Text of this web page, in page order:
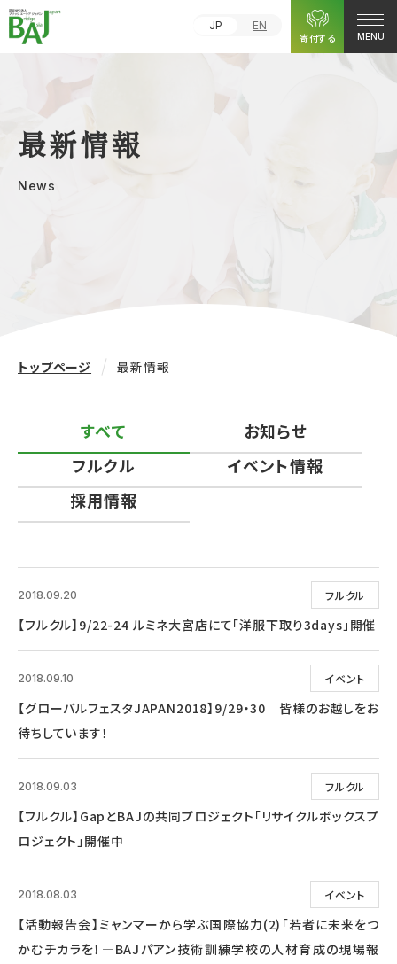
JP
EN
寄付する
MENU
最新情報
News
トップページ 最新情報
すべて
お知らせ
フルクル
イベント情報
採用情報
フルクル
2018.09.20
【フルクル】9/22-24 ルミネ大宮店にて「洋服下取り3days」開催
イベント
2018.09.10
【グローバルフェスタJAPAN2018】9/29・30 皆様のお越しをお
待ちしています！
フルクル
2018.09.03
【フルクル】GapとBAJの共同プロジェクト「リサイクルボックスプ
ロジェクト」開催中
イベント
2018.08.03
【活動報告会】ミャンマーから学ぶ国際協力(2)「若者に未来をつ
かむチカラを！―BAJパアン技術訓練学校の人材育成の現場報